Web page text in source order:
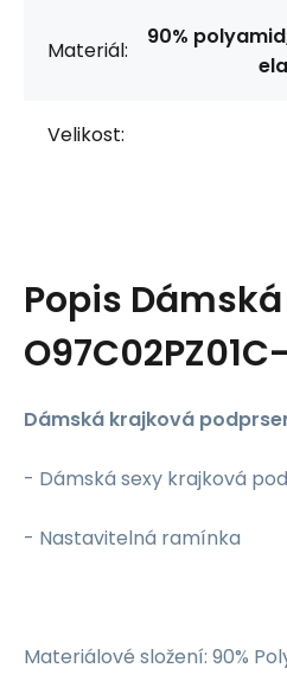
Materiál:
90%
Velikost:
Popis
Dámská krajková
- Dámská sexy krajková
- Nastavitelná ramínka
Materiálové složení: 90%